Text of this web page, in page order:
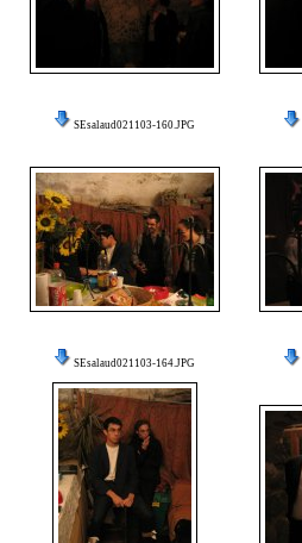
SEsalaud021103-160.JPG
SEsalaud021103-164.JPG